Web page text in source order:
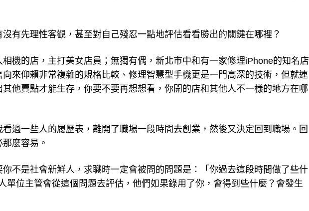
有先理性客觀，甚至對自己殘忍一點地評估看看勝出的關鍵在哪裡？
機的店，主打美女店員；無獨有偶，新北市中和有一家修理iPhone的知名店
來仰賴非常複雜的規格比較、修理智慧型手機更是一門高深的技術，但就連
他賣點才能生存，你要不要再想想看，你開的店和其他人不一樣的地方在哪
過一些人的履歷表，離開了職場一段時間去創業，然後又決定回到職場。回
麼容易。
不是社會新鮮人，求職時一定會被問的問題是：「你過去這段時間做了些什
單位主管會從這個問題去評估，他們如果錄用了你，會得到些什麼？會發生